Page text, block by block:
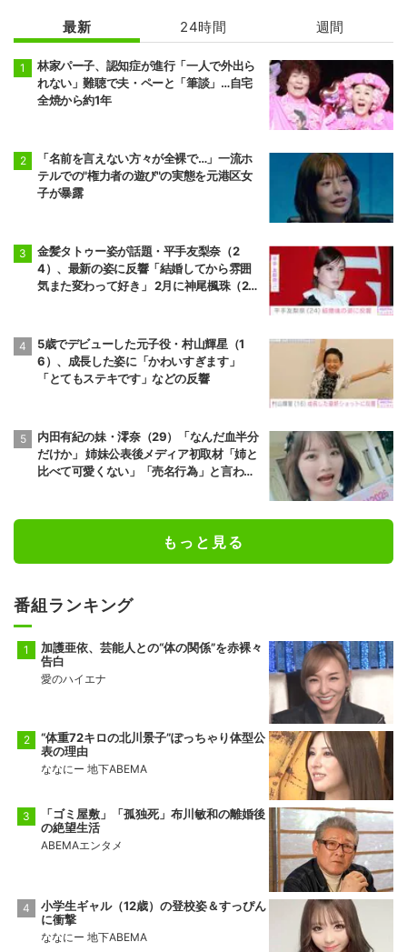
最新 24時間 週間
林家パー子、認知症が進行「一人で外出ら
れない」難聴で夫・ペーと「筆談」…自宅
全焼から約1年
「名前を言えない方々が全裸で…」一流ホ
テルでの"権力者の遊び"の実態を元港区女
子が暴露
金髪タトゥー姿が話題・平手友梨奈（2
4）、最新の姿に反響「結婚してから雰囲
気また変わって好き」 2月に神尾楓珠（2
5歳でデビューした元子役・村山輝星（1
6）、成長した姿に「かわいすぎます」
「とてもステキです」などの反響
内田有紀の妹・澪奈（29）「なんだ血半分
だけか」 姉妹公表後メディア初取材「姉と
比べて可愛くない」「売名行為」と言われ
もっと見る
番組ランキング
加護亜依、芸能人との“体の関係”を赤裸々
告白
愛のハイエナ
“体重72キロの北川景子”ぽっちゃり体型公
表の理由
ななにー 地下ABEMA
「ゴミ屋敷」「孤独死」布川敏和の離婚後
の絶望生活
ABEMAエンタメ
小学生ギャル（12歳）の登校姿＆すっぴん
に衝撃
ななにー 地下ABEMA